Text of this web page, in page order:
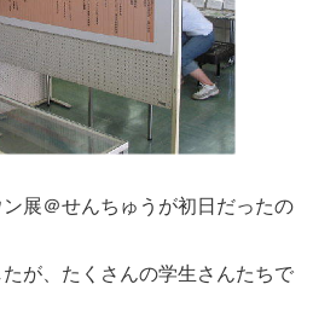
展＠せんちゅうが初日だったの
が、たくさんの学生さんたちで